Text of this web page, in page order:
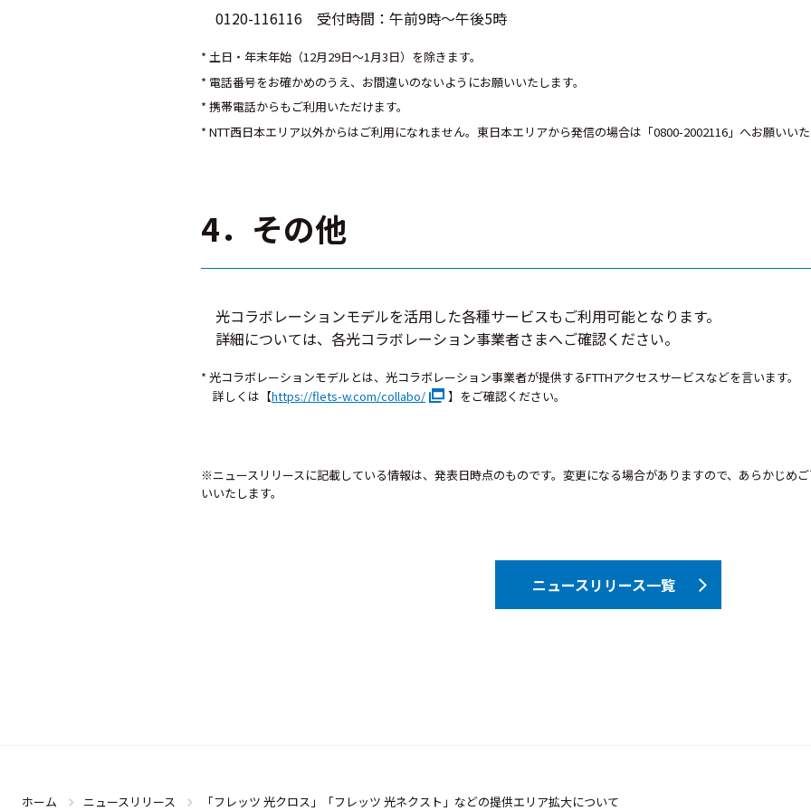
0120-116116 受付時間：午前9時～午後5時
* 土日・年末年始（12月29日～1月3日）を除きます。
* 電話番号をお確かめのうえ、お間違いのないようにお願いいたします。
* 携帯電話からもご利用いただけます。
* NTT西日本エリア以外からはご利用になれません。東日本エリアから発信の場合は「0800-2002116」へお願いいた
4．その他
光コラボレーションモデルを活用した各種サービスもご利用可能となります。
詳細については、各光コラボレーション事業者さまへご確認ください。
* 光コラボレーションモデルとは、光コラボレーション事業者が提供するFTTHアクセスサービスなどを言います。
詳しくは【https://flets-w.com/collabo/ 】をご確認ください。
※ニュースリリースに記載している情報は、発表日時点のものです。変更になる場合がありますので、あらかじめ
いいたします。
ニュースリリース一覧
ホーム ニュースリリース 「フレッツ 光クロス」「フレッツ 光ネクスト」などの提供エリア拡大について